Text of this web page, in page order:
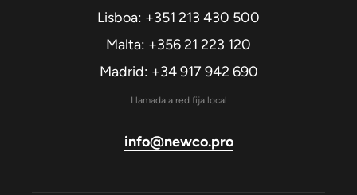
Lisboa: +351 213 430 500
Malta: +356 21 223 120
Madrid: +34 917 942 690
Llamada a red fija local
info@newco.pro